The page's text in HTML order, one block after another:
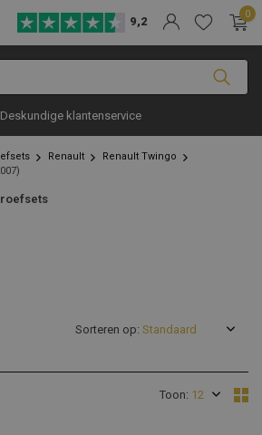
9,2
0
Deskundige klantenservice
Renault
Renault Twingo
Toon:
Sorteren op: